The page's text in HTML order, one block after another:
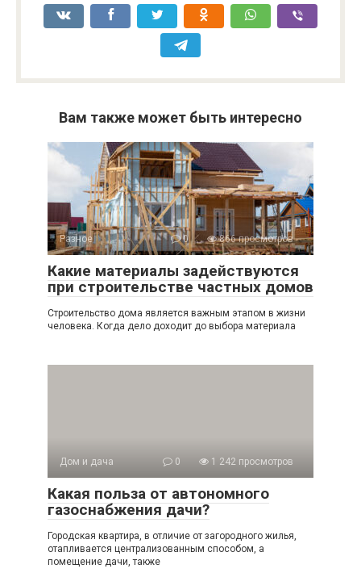
Вам также может быть интересно
Разное 0 866 просмотров
Какие материалы задействуются
при строительстве частных домов
Строительство дома является важным этапом в жизни
человека. Когда дело доходит до выбора материала
Дом и дача 0 1 242 просмотров
Какая польза от автономного
газоснабжения дачи?
Городская квартира, в отличие от загородного жилья,
отапливается централизованным способом, а
помещение дачи, также